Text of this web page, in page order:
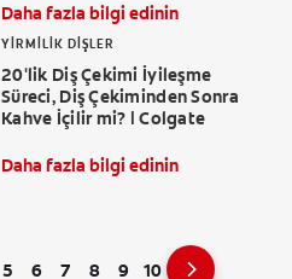
Daha fazla bilgi edinin
YIRMILIK DIŞLER
20'lik Diş Çekimi İyileşme
Süreci, Diş Çekiminden Sonra
Kahve İçilir mi? | Colgate
Daha fazla bilgi edinin
5 6 7 8 9 10